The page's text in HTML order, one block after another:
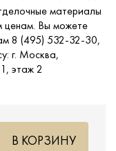
материалы
ценам. Вы можете
8 (495) 532-32-30,
г. Москва,
этаж 2
В КОРЗИНУ